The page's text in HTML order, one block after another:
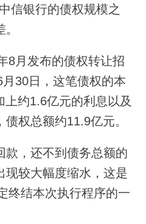
信银行的债权规模之
8月发布的债权转让招
30日，这笔债权的本
约1.6亿元的利息以及
权总额约11.9亿元。
款，还不到债务总额的
现较大幅度缩水，这是
终结本次执行程序的一